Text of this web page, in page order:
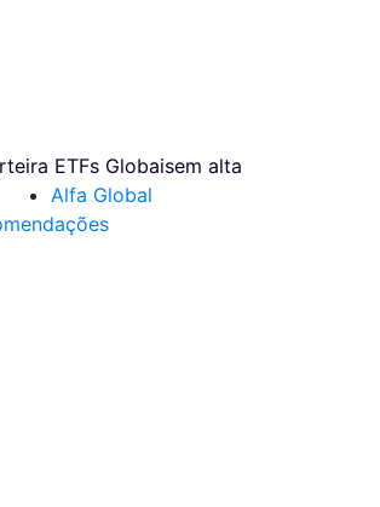
ETFs Globaisem alta
Alfa Global